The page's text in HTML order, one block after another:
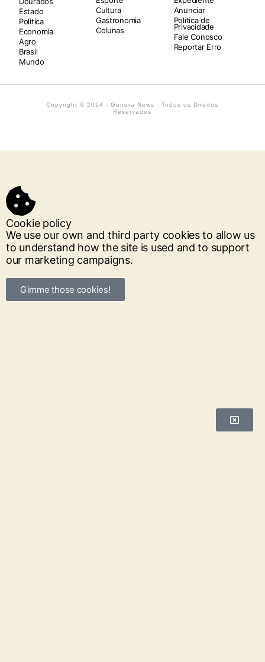
Estado
Politica
Economia
Agro
Brasil
Mundo
Cultura
Gastronomia
Colunas
Anunciar
Política de
Privacidade
Fale Conosco
Reportar Erro
Copyright © 2024 - Genera News - Todos os Direitos
Reservados
Cookie policy
We use our own and third party cookies to allow us
to understand how the site is used and to support
our marketing campaigns.
Gimme those cookies!